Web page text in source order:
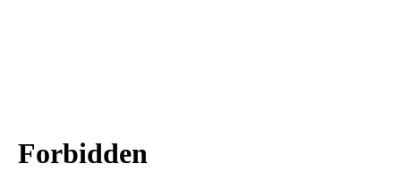
Atruvia AG